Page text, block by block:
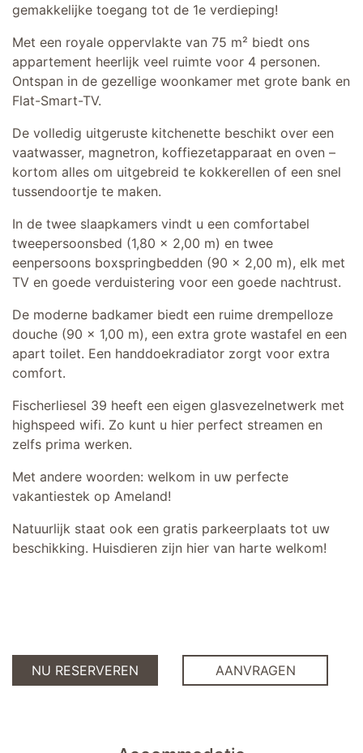
gemakkelijke toegang tot de 1e verdieping!
Met een royale oppervlakte van 75 m² biedt ons
appartement heerlijk veel ruimte voor 4 personen.
Ontspan in de gezellige woonkamer met grote bank en
Flat-Smart-TV.
De volledig uitgeruste kitchenette beschikt over een
vaatwasser, magnetron, koffiezetapparaat en oven –
kortom alles om uitgebreid te kokkerellen of een snel
tussendoortje te maken.
In de twee slaapkamers vindt u een comfortabel
tweepersoonsbed (1,80 x 2,00 m) en twee
eenpersoons boxspringbedden (90 x 2,00 m), elk met
TV en goede verduistering voor een goede nachtrust.
De moderne badkamer biedt een ruime drempelloze
douche (90 x 1,00 m), een extra grote wastafel en een
apart toilet. Een handdoekradiator zorgt voor extra
comfort.
Fischerliesel 39 heeft een eigen glasvezelnetwerk met
highspeed wifi. Zo kunt u hier perfect streamen en
zelfs prima werken.
Met andere woorden: welkom in uw perfecte
vakantiestek op Ameland!
Natuurlijk staat ook een gratis parkeerplaats tot uw
beschikking. Huisdieren zijn hier van harte welkom!
NU RESERVEREN AANVRAGEN